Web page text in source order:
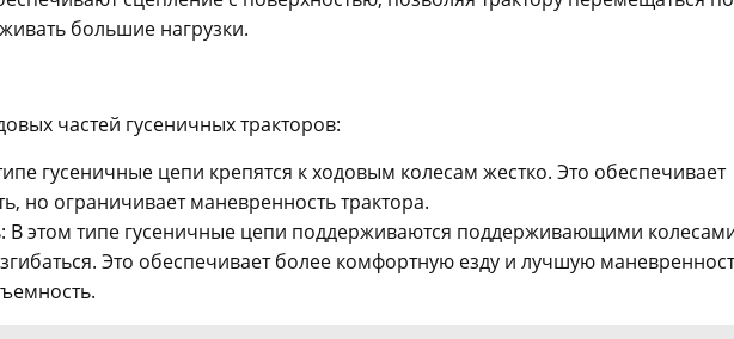
большие нагрузки.
частей гусеничных тракторов:
гусеничные цепи крепятся к ходовым колесам жестко. Это обеспечивает
но ограничивает маневренность трактора.
В этом типе гусеничные цепи поддерживаются поддерживающими
Это обеспечивает более комфортную езду и лучшую